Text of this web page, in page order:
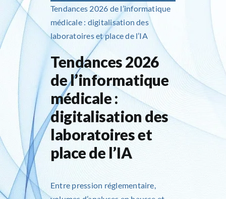
Tendances 2026 de l’informatique
médicale : digitalisation des
laboratoires et place de l’IA
Tendances 2026
de l’informatique
médicale :
digitalisation des
laboratoires et
place de l’IA
Entre pression réglementaire,